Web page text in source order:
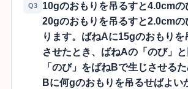
Q3
10gのおもりを吊るすと4.0cmの
20gのおもりを吊るすと2.0cm
ります。ばねAに15gのおもりを
させたとき、ばねAの「のび」
「のび」をばねBで生じさせる
Bに何gのおもりを吊るせばよい